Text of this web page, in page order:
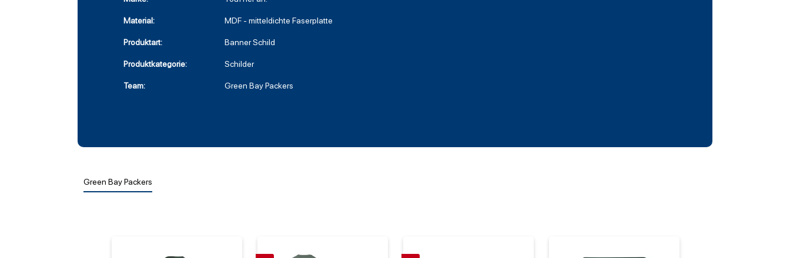
Material: MDF - mitteldichte Faserplatte
Produktart: Banner Schild
Produktkategorie: Schilder
Team: Green Bay Packers
Green Bay Packers